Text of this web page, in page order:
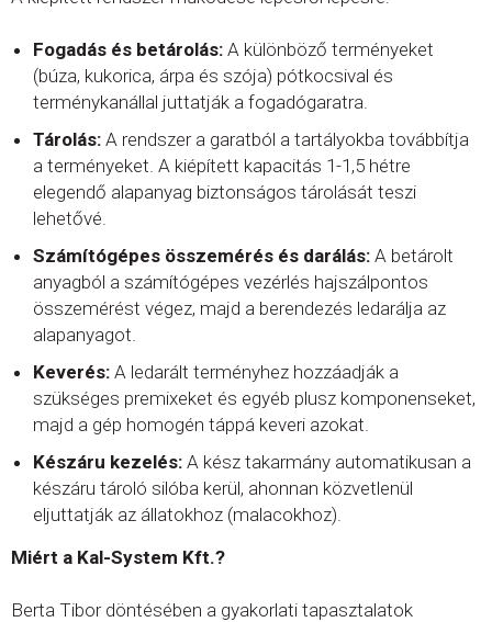
Fogadás és betárolás: A különböző terményeket
(búza, kukorica, árpa és szója) pótkocsival és
terménykanállal juttatják a fogadógaratra.
Tárolás: A rendszer a garatból a tartályokba továbbítja
a terményeket. A kiépített kapacitás 1-1,5 hétre
elegendő alapanyag biztonságos tárolását teszi
lehetővé.
Számítógépes összemérés és darálás: A betárolt
anyagból a számítógépes vezérlés hajszálpontos
összemérést végez, majd a berendezés ledarálja az
alapanyagot.
Keverés: A ledarált terményhez hozzáadják a
szükséges premixeket és egyéb plusz komponenseket,
majd a gép homogén táppá keveri azokat.
Készáru kezelés: A kész takarmány automatikusan a
készáru tároló silóba kerül, ahonnan közvetlenül
eljuttatják az állatokhoz (malacokhoz).
Miért a Kal-System Kft.?
Berta Tibor döntésében a gyakorlati tapasztalatok